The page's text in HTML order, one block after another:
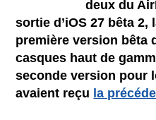
deux du
sortie d’iOS 27 bêta
première version bêta
casques haut de
seconde version pour
avaient reçu la